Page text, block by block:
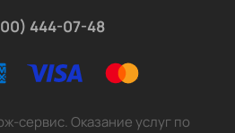
444-07-48
сервис. Оказание услуг по